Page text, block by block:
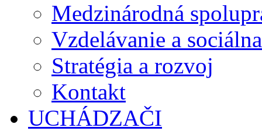
Medzinárodná
Vzdelávanie a
Stratégia a rozvoj
Kontakt
UCHÁDZAČI